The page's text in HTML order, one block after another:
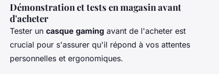
Démonstration et tests en magasin avant
d'acheter
Tester un casque gaming avant de l'acheter est
crucial pour s'assurer qu'il répond à vos attentes
personnelles et ergonomiques.